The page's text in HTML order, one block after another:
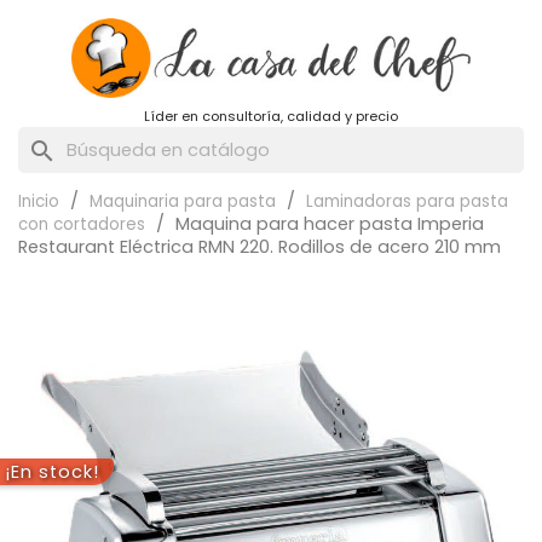
Líder en consultoría, calidad y precio
search
Inicio Maquinaria para pasta
Laminadoras para pasta
con cortadores
Maquina para hacer pasta Imperia
Restaurant Eléctrica RMN 220. Rodillos de acero 210 mm
¡En stock!